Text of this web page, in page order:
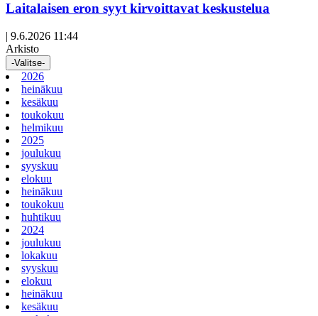
Laitalaisen eron syyt kirvoittavat keskustelua
| 9.6.2026 11:44
Arkisto
-Valitse-
2026
heinäkuu
kesäkuu
toukokuu
helmikuu
2025
joulukuu
syyskuu
elokuu
heinäkuu
toukokuu
huhtikuu
2024
joulukuu
lokakuu
syyskuu
elokuu
heinäkuu
kesäkuu